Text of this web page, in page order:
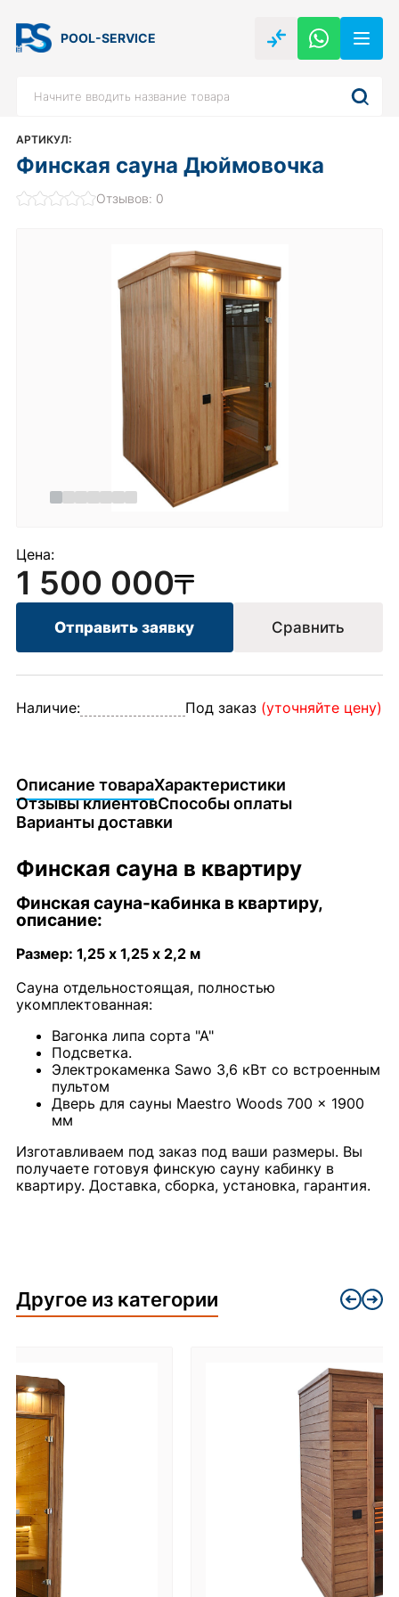
POOL-SERVICE
АРТИКУЛ:
Финская сауна Дюймовочка
Отзывов: 0
Цена:
1 500 000
Отправить заявку Сравнить
Наличие: Под заказ (уточняйте цену)
Описание товараХарактеристики
Отзывы клиентовСпособы оплаты
Варианты доставки
Финская сауна в квартиру
Финская сауна-кабинка в квартиру,
описание:
Размер: 1,25 х 1,25 х 2,2 м
Сауна отдельностоящая, полностью
укомплектованная:
Вагонка липа сорта "А"
Подсветка.
Электрокаменка Sawo 3,6 кВт со встроенным
пультом
Дверь для сауны Maestro Woods 700 x 1900
мм
Изготавливаем под заказ под ваши размеры. Вы
получаете готовуя финскую сауну кабинку в
квартиру. Доставка, сборка, установка, гарантия.
Другое из категории